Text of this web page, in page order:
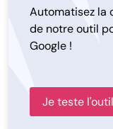
Automatisez la
de notre outil
Google !
Je teste l'outil